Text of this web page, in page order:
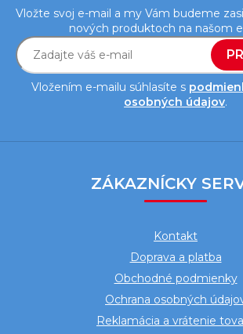
Vložte svoj e-mail a my Vám budeme
nových produktoch na našom
Vložením e-mailu súhlasíte s
osobných údajov.
ZÁKAZNÍCKY
Kontakt
Doprava a platba
Obchodné podmienky
Ochrana osobných
Reklamácia a vrátenie